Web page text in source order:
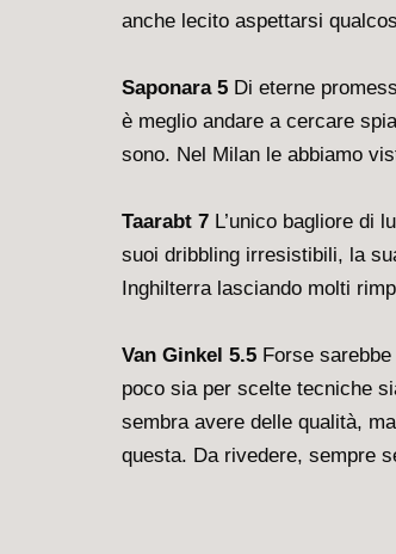
anche lecito aspettarsi
Saponara 5 Di eterne
è meglio andare a cercare
sono. Nel Milan le abbiamo
Taarabt 7 L’unico bagliore di
suoi dribbling irresistibili, la
Inghilterra lasciando molti
Van Ginkel 5.5 Forse
poco sia per scelte tecniche
sembra avere delle qualità,
questa. Da rivedere, sempre